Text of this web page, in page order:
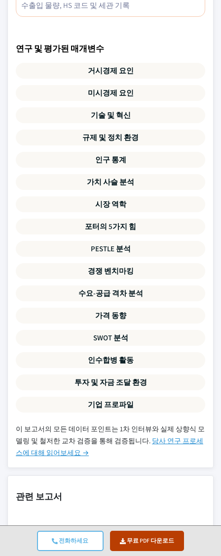
전화하세요 무료 PDF 다운로드
수출입 물량, HS 코드 및 세관 기록
연구 및 평가된 매개변수
거시경제 요인
미시경제 요인
기술 및 혁신
규제 및 정치 환경
인구 통계
가치 사슬 분석
시장 역학
포터의 5가지 힘
PESTLE 분석
경쟁 벤치마킹
수요-공급 격차 분석
가격 동향
SWOT 분석
인수합병 활동
투자 및 자금 조달 환경
기업 프로파일
이 보고서의 모든 데이터 포인트는 1차 인터뷰와 실제 상향식 모
델링 및 철저한 교차 검증을 통해 검증됩니다. 당사 연구 프로세
스에 대해 읽어보세요 →
관련 보고서
풍력 터빈 블레이드 시장